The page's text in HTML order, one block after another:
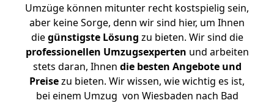
Umzüge können mitunter recht kostspielig sein,
aber keine Sorge, denn wir sind hier, um Ihnen
diegünstigste Lösung zu bieten. Wir sind die
professionellen Umzugsexperten und arbeiten
stets daran, Ihnen die besten Angebote und
Preisezu bieten. Wir wissen, wie wichtig es ist,
bei einem Umzug von Wiesbaden nach Bad